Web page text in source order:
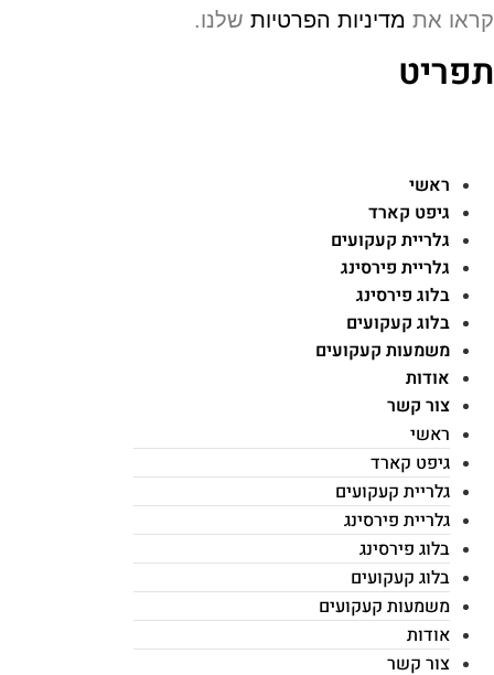
אתמדיניות הפרטיותשלנו.
ראשי
גיפט קארד
גלריית קעקועים
גלריית פירסינג
בלוג פירסינג
בלוג קעקועים
משמעות קעקועים
אודות
צור קשר
ראשי
גיפט קארד
גלריית קעקועים
גלריית פירסינג
בלוג פירסינג
בלוג קעקועים
משמעות קעקועים
אודות
צור קשר